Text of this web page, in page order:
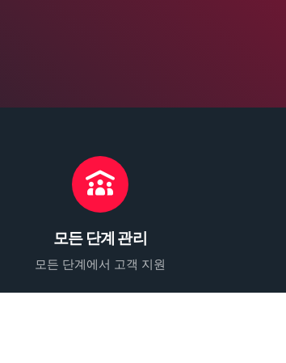
모든 단계 관리
모든 단계에서 고객 지원